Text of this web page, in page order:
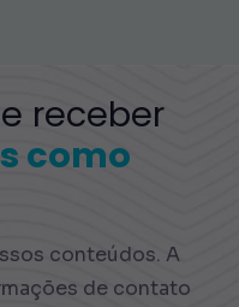
receber
como
conteúdos. A
de contato